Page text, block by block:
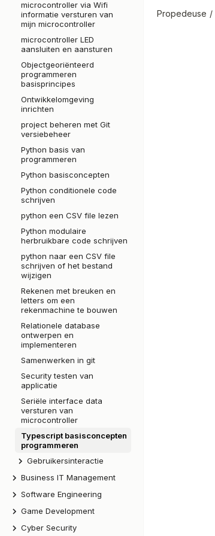
Propedeuse
microcontroller via Wifi
informatie versturen van
mijn microcontroller
microcontroller LED
aansluiten en aansturen
Objectgeoriënteerd
programmeren
basisprincipes
Ontwikkelomgeving
inrichten
project beheren met Git
versiebeheer
Python basis van
programmeren
Python basisconcepten
Python conditionele code
schrijven
python een CSV file lezen
Python modulaire
herbruikbare code schrijven
python naar een CSV file
schrijven of het bestand
wijzigen
Rekenen met breuken en
letters om een
rekenmachine te bouwen
Relationele database
ontwerpen en
implementeren
Samenwerken in git
Security testen van
applicatie
Seriële interface data
versturen van
microcontroller
Typescript basisconcepten
programmeren
Gebruikersinteractie
User story schrijven op
de gebruiker
Business IT Management
Set-up
Installatie
Virtuele environment
Opdrachten
Project Startup!
Software Engineering
📅 Semester 1
🪪 Profielpagina
📅 Semester 2
Game Development
Opdracht 1
Cyber Security